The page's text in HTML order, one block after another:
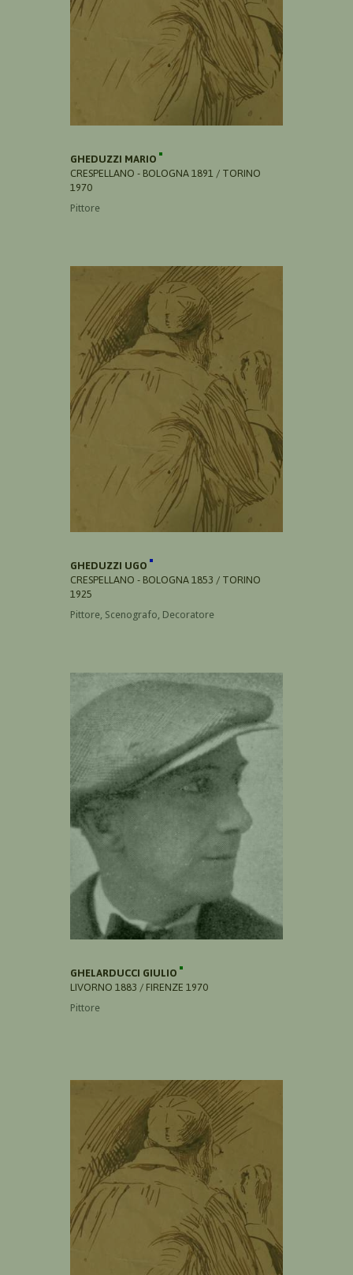
GHEDUZZI MARIO
CRESPELLANO - BOLOGNA 1891 / TORINO
1970
Pittore
GHEDUZZI UGO
CRESPELLANO - BOLOGNA 1853 / TORINO
1925
Pittore, Scenografo, Decoratore
GHELARDUCCI GIULIO
LIVORNO 1883 / FIRENZE 1970
Pittore